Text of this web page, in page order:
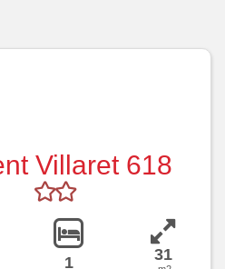
Villaret 618
1 31